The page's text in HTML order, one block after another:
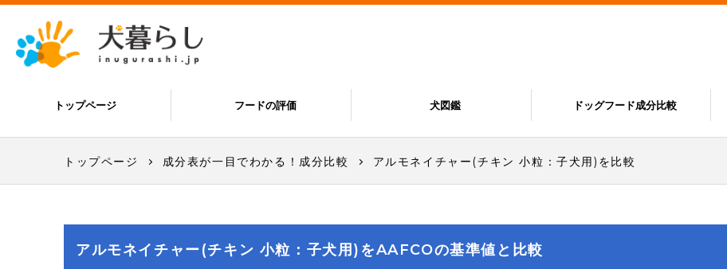
トップページ フードの評価 犬図鑑 ドッグフード成分比較
トップページ 成分表が一目でわかる！成分比較 アルモネイチャー(チキン 小粒：子犬用)を比較
アルモネイチャー(チキン 小粒：子犬用)をAAFCOの基準値と比較